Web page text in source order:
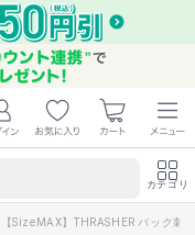
カテゴリ
【SizeMAX】THRASHER バック刺